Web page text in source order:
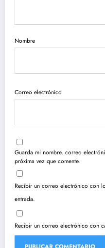
Nombre
Correo electrónico
Guarda mi nombre, correo
próxima vez que comente.
Recibir un correo electrónico con
entrada.
Recibir un correo electrónico con